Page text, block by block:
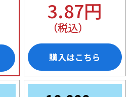
3.87円
（税込）
購入はこちら